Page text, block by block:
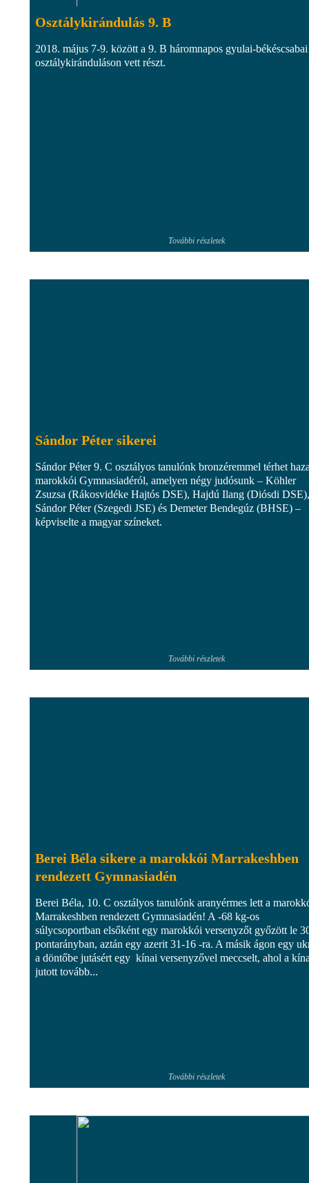
Osztálykirándulás 9. B
2018. május 7-9. között a 9. B háromnapos gyulai-békéscsabai
osztálykiránduláson vett részt.
További részletek
Sándor Péter sikerei
Sándor Péter 9. C osztályos tanulónk bronzéremmel térhet
marokkói Gymnasiadéról, amelyen négy judósunk – Köhler
Zsuzsa (Rákosvidéke Hajtós DSE), Hajdú Ilang (Diósdi DSE),
Sándor Péter (Szegedi JSE) és Demeter Bendegúz (BHSE) –
képviselte a magyar színeket.
További részletek
Berei Béla sikere a marokkói Marrakeshben
rendezett Gymnasiadén
Berei Béla, 10. C osztályos tanulónk aranyérmes lett a
Marrakeshben rendezett Gymnasiadén! A -68 kg-os
súlycsoportban elsőként egy marokkói versenyzőt győzött le
pontarányban, aztán egy azerit 31-16 -ra. A másik ágon egy
a döntőbe jutásért egy kínai versenyzővel meccselt, ahol a
jutott tovább...
További részletek